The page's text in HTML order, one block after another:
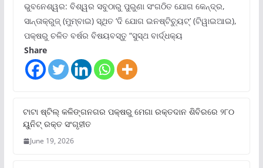
ଭୁବନେଶ୍ୱର: ବିଶ୍ୱର ସବୁଠାରୁ ପୁରୁଣା ସଂଗଠିତ ଯୋଗ କେନ୍ଦ୍ର,
ସାନ୍ତାକ୍ରୁଜ୍ (ମୁମ୍ବାଇ) ସ୍ଥିତ ‘ଦି ଯୋଗ ଇନଷ୍ଟିଚ୍ୟୁଟ୍‌’ (ଟିୱାଇଆଇ),
ପକ୍ଷରୁ ଚଳିତ ବର୍ଷର ବିଷୟବସ୍ତୁ “ସୁସ୍ଥ ବାର୍ଦ୍ଧକ୍ୟ
Share
ଟାଟା ଷ୍ଟିଲ୍‌ କଳିଙ୍ଗନଗର ପକ୍ଷରୁ ମେଗା ରକ୍ତଦାନ ଶିବିରରେ ୨୮୦
ୟୁନିଟ୍‌ ରକ୍ତ ସଂଗୃହୀତ
June 19, 2026